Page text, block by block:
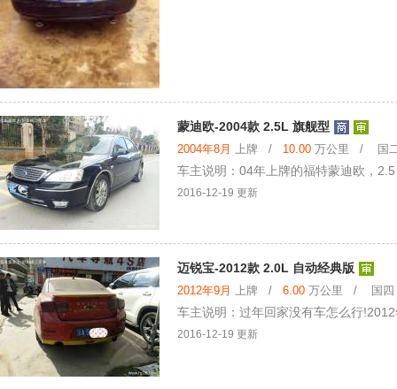
蒙迪欧-2004款 2.5L 旗舰型
2004年8月 上牌 / 10.00 万公里 / 国二
车主说明：04年上牌的福特蒙迪欧，
2016-12-19 更新
迈锐宝-2012款 2.0L 自动经典版
2012年9月 上牌 / 6.00 万公里 / 国四 /
车主说明：过年回家没有车怎么行
2016-12-19 更新